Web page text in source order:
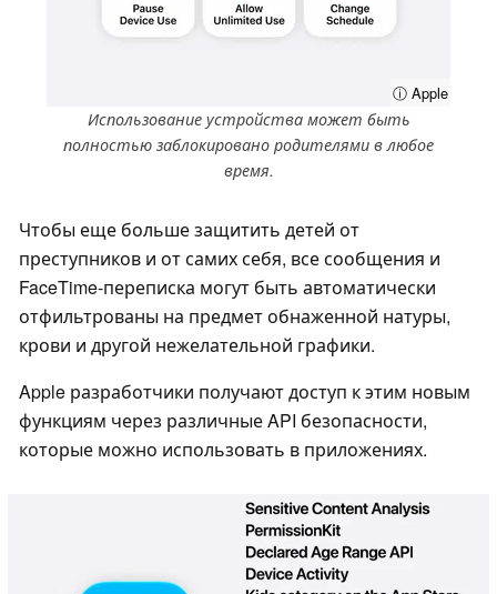
ⓘ Apple
Использование устройства может быть
полностью заблокировано родителями в любое
время.
Чтобы еще больше защитить детей от
преступников и от самих себя, все сообщения и
FaceTime-переписка могут быть автоматически
отфильтрованы на предмет обнаженной натуры,
крови и другой нежелательной графики.
Apple разработчики получают доступ к этим новым
функциям через различные API безопасности,
которые можно использовать в приложениях.